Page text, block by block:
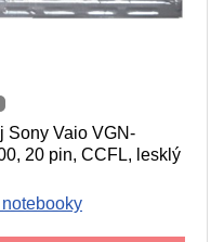
Sony Vaio VGN-
20 pin, CCFL, lesklý